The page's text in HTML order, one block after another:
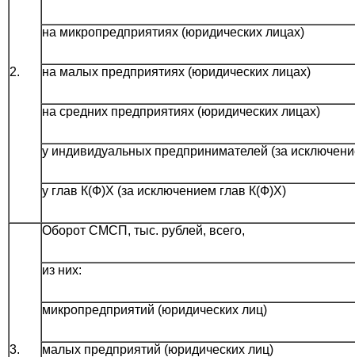
2.
на микропредприятиях (юридических лицах)
на малых предприятиях (юридических лицах)
на средних предприятиях (юридических лицах)
у индивидуальных предпринимателей (за
у глав К(Ф)Х (за исключением глав К(Ф)Х)
3.
Оборот СМСП, тыс. рублей, всего,
из них:
микропредприятий (юридических лиц)
малых предприятий (юридических лиц)